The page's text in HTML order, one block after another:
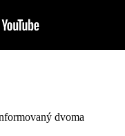
dvoma